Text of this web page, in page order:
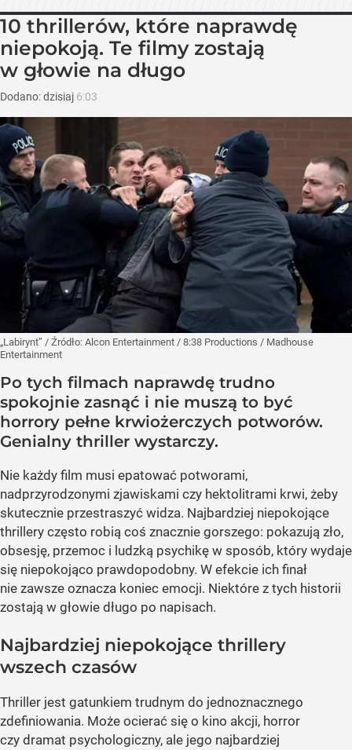
10 thrillerów, które naprawdę
niepokoją. Te filmy zostają
w głowie na długo
Dodano:dzisiaj 6:03
„Labirynt” / Źródło: Alcon Entertainment / 8:38 Productions / Madhouse
Entertainment
Po tych filmach naprawdę trudno
spokojnie zasnąć i nie muszą to być
horrory pełne krwiożerczych potworów.
Genialny thriller wystarczy.
Nie każdy film musi epatować potworami,
nadprzyrodzonymi zjawiskami czy hektolitrami krwi, żeby
skutecznie przestraszyć widza. Najbardziej niepokojące
thrillery często robią coś znacznie gorszego: pokazują zło,
obsesję, przemoc i ludzką psychikę w sposób, który wydaje
się niepokojąco prawdopodobny. W efekcie ich finał
nie zawsze oznacza koniec emocji. Niektóre z tych historii
zostają w głowie długo po napisach.
Najbardziej niepokojące thrillery
wszech czasów
Thriller jest gatunkiem trudnym do jednoznacznego
zdefiniowania. Może ocierać się o kino akcji, horror
czy dramat psychologiczny, ale jego najbardziej